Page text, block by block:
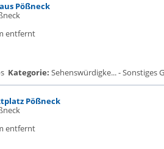
Pößneck
entfernt
Kategorie: Sehenswürdigke... - Sonstiges
Pößneck
entfernt